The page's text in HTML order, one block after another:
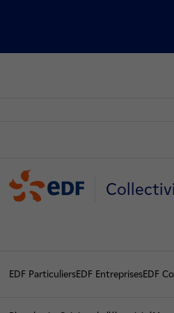
EDF ParticuliersEDF EntreprisesEDF